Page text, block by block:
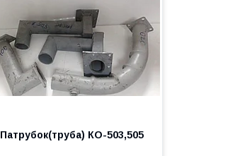
Патрубок(труба) КО-503,505